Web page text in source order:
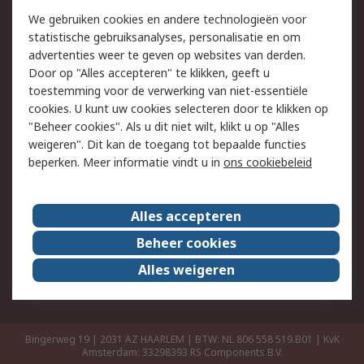
Track & Trace
Wettelijk
Cookiebeleid
Email veiligheid
Privacybeleid
Websitevoorwaarden
Algemene
verkoopvoorwaarden
Over RS
RS Group
Over ons
RS wereldwijd
Werken bij RS
ESG
Bingerweg 19 | 2031 AZ HAARLEM | BTW: NL 806 558 519.B01 | KvK
Amsterdam: 33298393 RS Components B.V.
We gebruiken cookies en andere technologieën voor
statistische gebruiksanalyses, personalisatie en om
advertenties weer te geven op websites van derden.
Door op "Alles accepteren" te klikken, geeft u
toestemming voor de verwerking van niet-essentiële
cookies. U kunt uw cookies selecteren door te klikken op
"Beheer cookies". Als u dit niet wilt, klikt u op "Alles
weigeren". Dit kan de toegang tot bepaalde functies
beperken. Meer informatie vindt u in ons cookiebeleid
Alles accepteren
Beheer cookies
Alles weigeren